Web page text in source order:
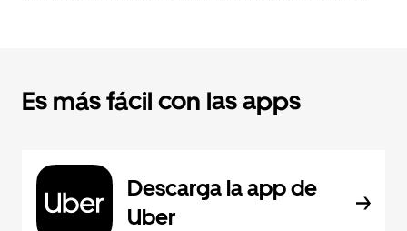
Es más fácil con las apps
Descarga la app de
Uber